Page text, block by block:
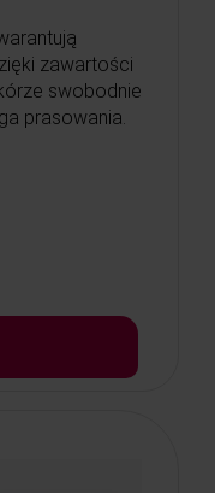
zawartości
swobodnie
prasowania.